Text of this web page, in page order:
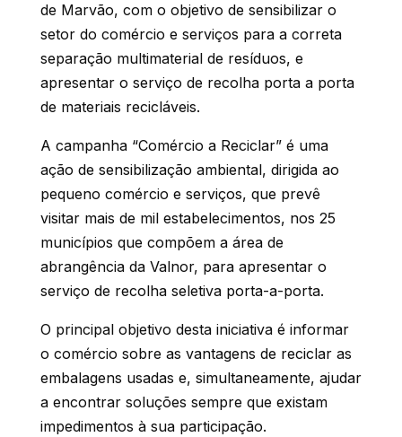
de Marvão, com o objetivo de sensibilizar o
setor do comércio e serviços para a correta
separação multimaterial de resíduos, e
apresentar o serviço de recolha porta a porta
de materiais recicláveis.
A campanha “Comércio a Reciclar” é uma
ação de sensibilização ambiental, dirigida ao
pequeno comércio e serviços, que prevê
visitar mais de mil estabelecimentos, nos 25
municípios que compõem a área de
abrangência da Valnor, para apresentar o
serviço de recolha seletiva porta-a-porta.
O principal objetivo desta iniciativa é informar
o comércio sobre as vantagens de reciclar as
embalagens usadas e, simultaneamente, ajudar
a encontrar soluções sempre que existam
impedimentos à sua participação.